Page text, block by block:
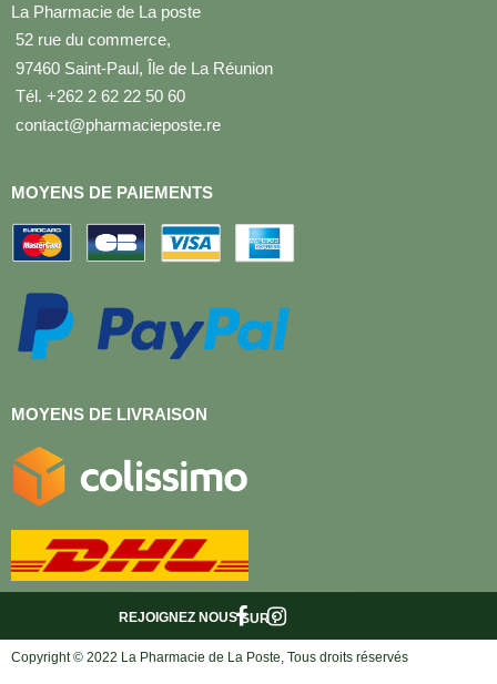
La Pharmacie de La poste
52 rue du commerce,
97460 Saint-Paul, Île de La Réunion
Tél. +262 2 62 22 50 60
contact@pharmacieposte.re
MOYENS DE PAIEMENTS
MOYENS DE LIVRAISON
SUR :
REJOIGNEZ NOUS
Copyright © 2022 La Pharmacie de La Poste, Tous droits réservés